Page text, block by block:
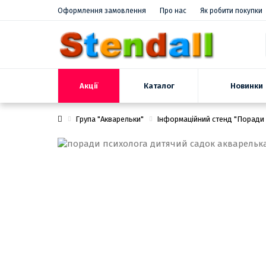
Оформлення замовлення Про нас Як робити покупки
Акції Каталог Новинки
Група "Акварельки" Інформаційний стенд